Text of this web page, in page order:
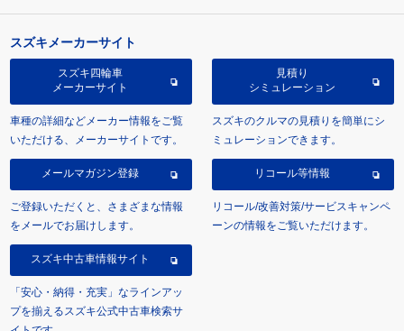
スズキメーカーサイト
スズキ四輪車
メーカーサイト
車種の詳細などメーカー情報をご覧
いただける、メーカーサイトです。
見積り
シミュレーション
スズキのクルマの見積りを簡単にシ
ミュレーションできます。
メールマガジン登録
ご登録いただくと、さまざまな情報
をメールでお届けします。
リコール等情報
リコール/改善対策/サービスキャンペ
ーンの情報をご覧いただけます。
スズキ中古車情報サイト
「安心・納得・充実」なラインアッ
プを揃えるスズキ公式中古車検索サ